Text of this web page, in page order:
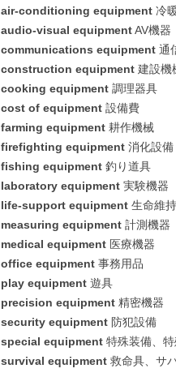
air-conditioning equipment 冷
audio-visual equipmentAV機器
communications equipment 通
construction equipment 建設機
cooking equipment 調理器具
cost of equipment 設備費
farming equipment 耕作機械
firefighting equipment 消化設備
fishing equipment 釣り道具
laboratory equipment 実験機器
life-support equipment 生命維
measuring equipment 計測機器
medical equipment 医療機器
office equipment 事務用品
play equipment 遊具
precision equipment 精密機器
security equipment 防犯設備
special equipment 特殊装備、
survival equipment 救命具、サ